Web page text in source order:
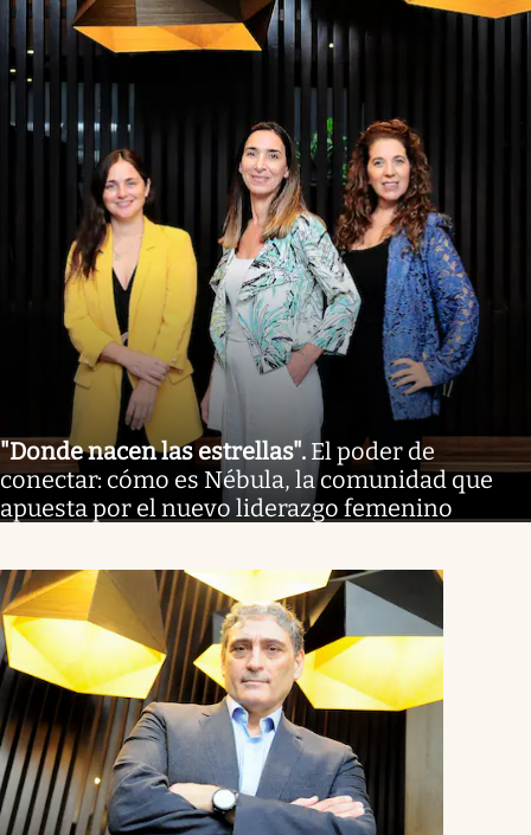
"Donde nacen las estrellas". El poder de
conectar: cómo es Nébula, la comunidad que
apuesta por el nuevo liderazgo femenino